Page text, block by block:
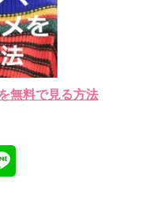
無料で見る方法